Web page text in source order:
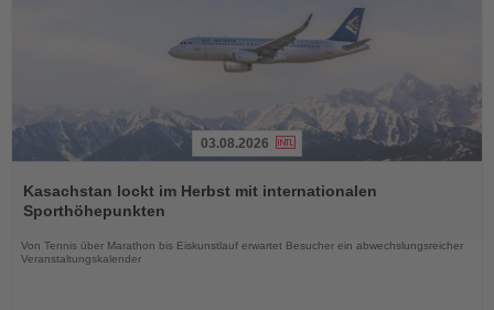
Sie
die
Nachrichten
03.08.2026
Kasachstan lockt im Herbst mit internationalen
Sporthöhepunkten
Von Tennis über Marathon bis Eiskunstlauf erwartet Besucher ein abwechslungsreicher
Veranstaltungskalender